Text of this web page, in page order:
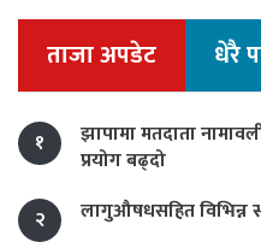
ताजा अपडेट धेरै
१
झापामा मतदाता
प्रयोग बढ्दो
२
लागुऔषधसहित विभिन्न